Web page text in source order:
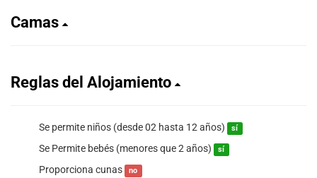
Camas
Reglas del Alojamiento
Se permite niños (desde 02 hasta 12 años) sí
Se Permite bebés (menores que 2 años) sí
Proporciona cunas no